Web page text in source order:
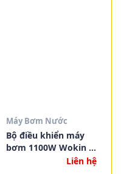
Máy Bơm Nước
Bộ điều khiển máy
bơm 1100W Wokin –
Liên hệ